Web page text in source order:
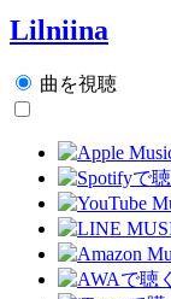
Lilniina
曲を視聴